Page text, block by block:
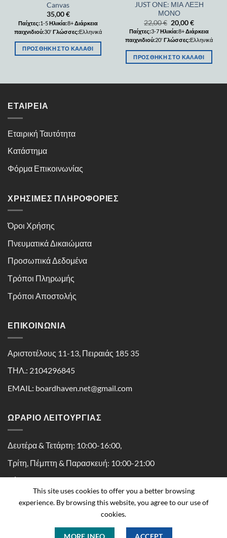
Canvas
35,00€
Παίχτες:1-5Ηλικία:8+ Διάρκεια
παιχνιδιού:30' Γλώσσες:Ελληνικά
ΠΡΟΣΘΉΚΗ ΣΤΟ ΚΑΛΆΘΙ
JUST ONE: ΜΙΑ ΛΕΞΗ
ΜΟΝΟ
22,00€ 20,00€
Παίχτες:3-7Ηλικία:8+Διάρκεια
παιχνιδιού:20' Γλώσσες:Ελληνικά
ΠΡΟΣΘΉΚΗ ΣΤΟ ΚΑΛΆΘΙ
ΕΤΑΙΡΕΊΑ
Εταιρική Ταυτότητα
Κατάστημα
Φόρμα Επικοινωνίας
ΧΡΉΣΙΜΕΣ ΠΛΗΡΟΦΟΡΊΕΣ
Όροι Χρήσης
Πνευματικά Δικαιώματα
Προσωπικά Δεδομένα
Τρόποι Πληρωμής
Τρόποι Αποστολής
ΕΠΙΚΟΙΝΩΝΊΑ
Αριστοτέλους 11-13, Πειραιάς 185 35
ΤΗΛ.: 2104296845
EMAIL: boardhaven.net@gmail.com
ΩΡΑΡΙΟ ΛΕΙΤΟΥΡΓΙΑΣ
Δευτέρα & Τετάρτη: 10:00-16:00,
Τρίτη, Πέμπτη & Παρασκευή: 10:00-21:00
Σάββατο: 10:00-16:30
This site uses cookies to offer you a better browsing
experience. By browsing this website, you agree to our use of
cookies.
MORE INFO ACCEPT